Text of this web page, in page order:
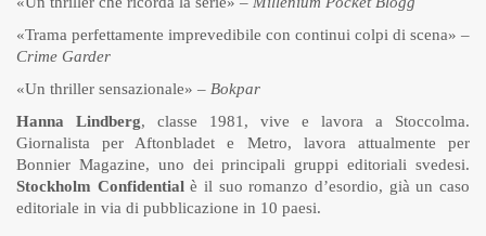
«Trama perfettamente imprevedibile con continui colpi di scena» –
Crime Garder
«Un thriller sensazionale» – Bokpar
Hanna Lindberg, classe 1981, vive e lavora a Stoccolma.
Giornalista per Aftonbladet e Metro, lavora attualmente per
Bonnier Magazine, uno dei principali gruppi editoriali svedesi.
Stockholm Confidentialè il suo romanzo d’esordio, già un caso
editoriale in via di pubblicazione in 10 paesi.